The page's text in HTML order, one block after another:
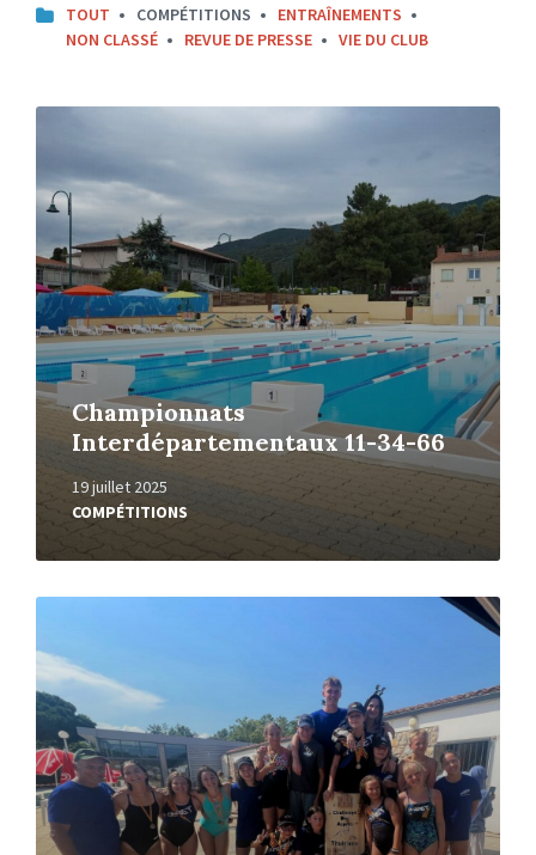
TOUT COMPÉTITIONS
ENTRAÎNEMENTS
NON CLASSÉ
REVUE DE PRESSE VIE DU CLUB
Championnats
Interdépartementaux 11-34-66
19 juillet 2025
COMPÉTITIONS
Read
Read